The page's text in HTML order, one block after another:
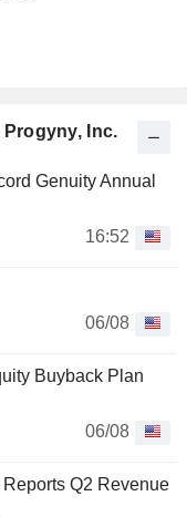
Inc.
Genuity Annual
16:52
06/08
Buyback Plan
06/08
Q2 Revenue